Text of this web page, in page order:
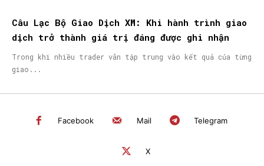
Câu Lạc Bộ Giao Dịch XM: Khi hành trình giao
dịch trở thành giá trị đáng được ghi nhận
Trong khi nhiều trader vẫn tập trung vào kết quả của từng
giao...
Facebook Mail Telegram
X